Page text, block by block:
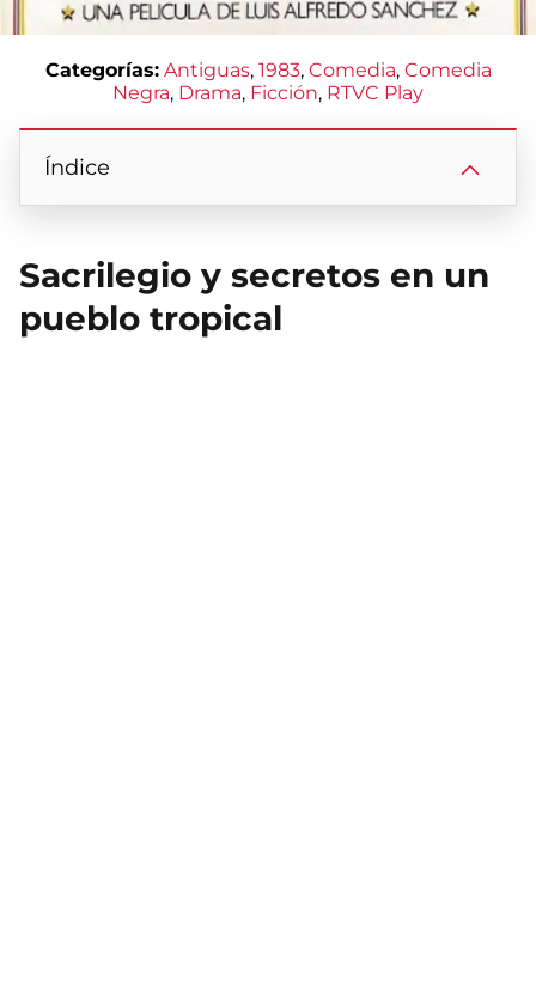
Categorías: Antiguas, 1983, Comedia, Comedia
Negra, Drama, Ficción, RTVC Play
Índice
Sacrilegio y secretos en un
pueblo tropical